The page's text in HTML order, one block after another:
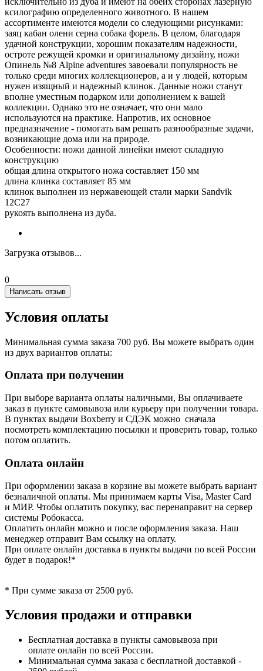
ксилографию определенного животного. В нашем
ассортименте имеются модели со следующими рисунками:
заяц кабан олени серна собака форель. В целом, благодаря
удачной конструкции, хорошим показателям надежности,
остроте режущей кромки и оригинальному дизайну, ножи
Опинель №8 Alpine adventures завоевали популярность не
только среди многих коллекционеров, а и у людей, которым
нужен изящный и надежный клинок. Данные ножи станут
вполне уместным подарком или дополнением к вашей
коллекции. Однако это не означает, что они мало
используются на практике. Напротив, их основное
предназначение - помогать вам решать разнообразные задачи,
возникающие дома или на природе.
Особенности: ножи данной линейки имеют складную
конструкцию
общая длина открытого ножа составляет 150 мм
длина клинка составляет 85 мм
клинок выполнен из нержавеющей стали марки Sandvik
12C27
рукоять выполнена из дуба.
Загрузка отзывов...
0
Написать отзыв
Условия оплаты
Минимальная сумма заказа 700 руб. Вы можете выбрать один
из двух вариантов оплаты:
Оплата при получении
При выборе варианта оплаты наличными, Вы оплачиваете
заказ в пункте самовывоза или курьеру при получении товара.
В пунктах выдачи Boxberry и СДЭК можно сначала
посмотреть комплектацию посылки и проверить товар, только
потом оплатить.
Оплата онлайн
При оформлении заказа в корзине вы можете выбрать вариант
безналичной оплаты. Мы принимаем карты Visa, Master Card
и МИР. Чтобы оплатить покупку, вас перенаправит на сервер
системы Робокасса.
Оплатить онлайн можно и после оформления заказа. Наш
менеджер отправит Вам ссылку на оплату.
При оплате онлайн доставка в пункты выдачи по всей России
будет в подарок!*
* При сумме заказа от 2500 руб.
Условия продажи и отправки
Бесплатная доставка в пункты самовывоза при
оплате онлайн по всей России.
Минимальная сумма заказа с бесплатной доставкой -